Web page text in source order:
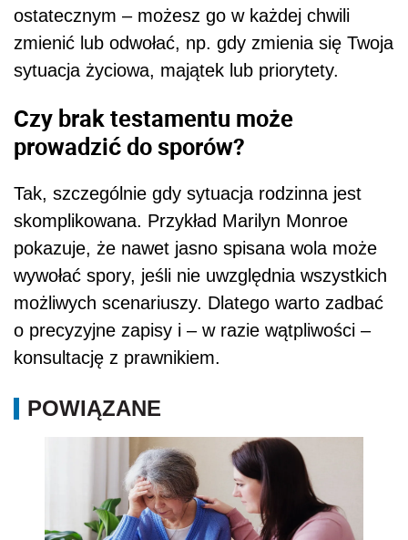
ostatecznym – możesz go w każdej chwili
zmienić lub odwołać, np. gdy zmienia się Twoja
sytuacja życiowa, majątek lub priorytety.
Czy brak testamentu może
prowadzić do sporów?
Tak, szczególnie gdy sytuacja rodzinna jest
skomplikowana. Przykład Marilyn Monroe
pokazuje, że nawet jasno spisana wola może
wywołać spory, jeśli nie uwzględnia wszystkich
możliwych scenariuszy. Dlatego warto zadbać
o precyzyjne zapisy i – w razie wątpliwości –
konsultację z prawnikiem.
POWIĄZANE